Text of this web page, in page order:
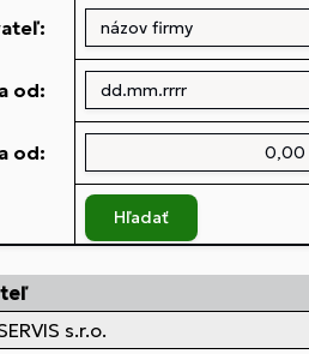
od:
od:
Hľadať
s.r.o.